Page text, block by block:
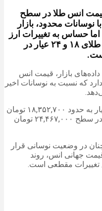
قیمت انس طلا در سطح
با نوسانات محدود، بازار
اما حساس به تغییرات ارز
را تجربه می‌کند؛ به‌طوری‌که نرخ طلای ۱۸ و ۲۴ عیار در
بازار، قیمت انس
۴,۳۲۹ دلار قرار دارد که نسبت به نوسانات اخیر
در بازار داخلی نیز قیمت طلای ۱۸ عیار به حدود ۱۸,۳۵۲,۷۰۰ تومان
رسیده است. همچنین طلای ۲۴ عیار در سطح ۲۴,۴۶۷,۰۰۰ تومان
در وضعیت نوسانی قرار
جهانی انس، روند
تغییرات مقطعی است.